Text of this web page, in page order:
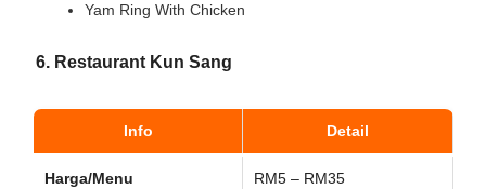
Yam Ring With Chicken
6. Restaurant Kun Sang
Info Detail
Harga/Menu RM5 – RM35